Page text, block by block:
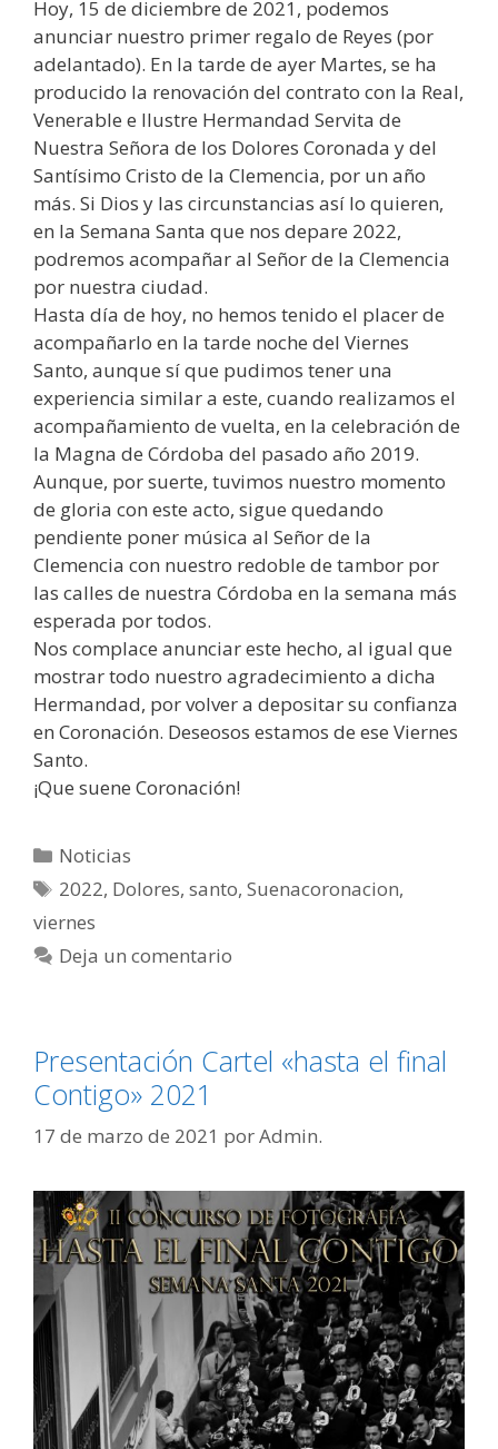
Hoy, 15 de diciembre de 2021, podemos
anunciar nuestro primer regalo de Reyes (por
adelantado). En la tarde de ayer Martes, se ha
producido la renovación del contrato con la Real,
Venerable e Ilustre Hermandad Servita de
Nuestra Señora de los Dolores Coronada y del
Santísimo Cristo de la Clemencia, por un año
más. Si Dios y las circunstancias así lo quieren,
en la Semana Santa que nos depare 2022,
podremos acompañar al Señor de la Clemencia
por nuestra ciudad.
Hasta día de hoy, no hemos tenido el placer de
acompañarlo en la tarde noche del Viernes
Santo, aunque sí que pudimos tener una
experiencia similar a este, cuando realizamos el
acompañamiento de vuelta, en la celebración de
la Magna de Córdoba del pasado año 2019.
Aunque, por suerte, tuvimos nuestro momento
de gloria con este acto, sigue quedando
pendiente poner música al Señor de la
Clemencia con nuestro redoble de tambor por
las calles de nuestra Córdoba en la semana más
esperada por todos.
Nos complace anunciar este hecho, al igual que
mostrar todo nuestro agradecimiento a dicha
Hermandad, por volver a depositar su confianza
en Coronación. Deseosos estamos de ese Viernes
Santo.
¡Que suene Coronación!
Noticias
2022, Dolores,santo,Suenacoronacion,
viernes
Deja un comentario
Presentación Cartel «hasta el final
Contigo» 2021
17 de marzo de 2021 porAdmin.